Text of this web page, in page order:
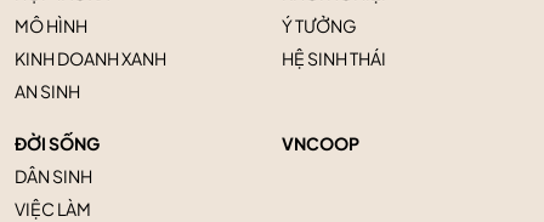
MÔ HÌNH
KINH DOANH XANH
AN SINH
Ý TƯỞNG
HỆ SINH THÁI
ĐỜI SỐNG
DÂN SINH
VIỆC LÀM
VNCOOP